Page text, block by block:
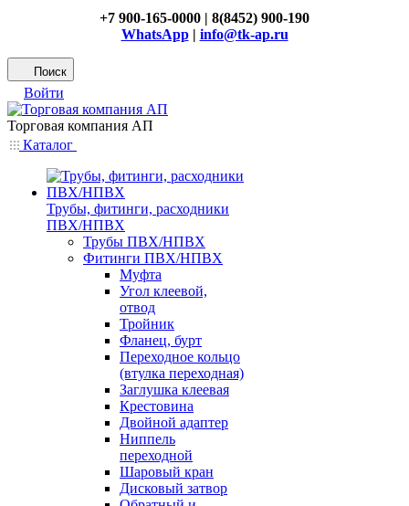
+7 900-165-0000 | 8(8452) 900-190
WhatsApp| info@tk-ap.ru
Поиск
Войти
Торговая компания АП
Каталог
Трубы, фитинги, расходники
ПВХ/НПВХ
Трубы ПВХ/НПВХ
Фитинги ПВХ/НПВХ
Муфта
Угол клеевой,
отвод
Тройник
Фланец, бурт
Переходное кольцо
(втулка переходная)
Заглушка клеевая
Крестовина
Двойной адаптер
Ниппель
переходной
Шаровый кран
Дисковый затвор